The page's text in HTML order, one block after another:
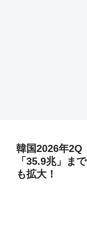
韓国2026年2Q
「35.9兆」ま
も拡大！